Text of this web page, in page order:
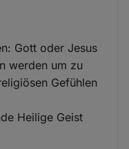
Gott oder Jesus
werden um zu
Gefühlen
Heilige Geist